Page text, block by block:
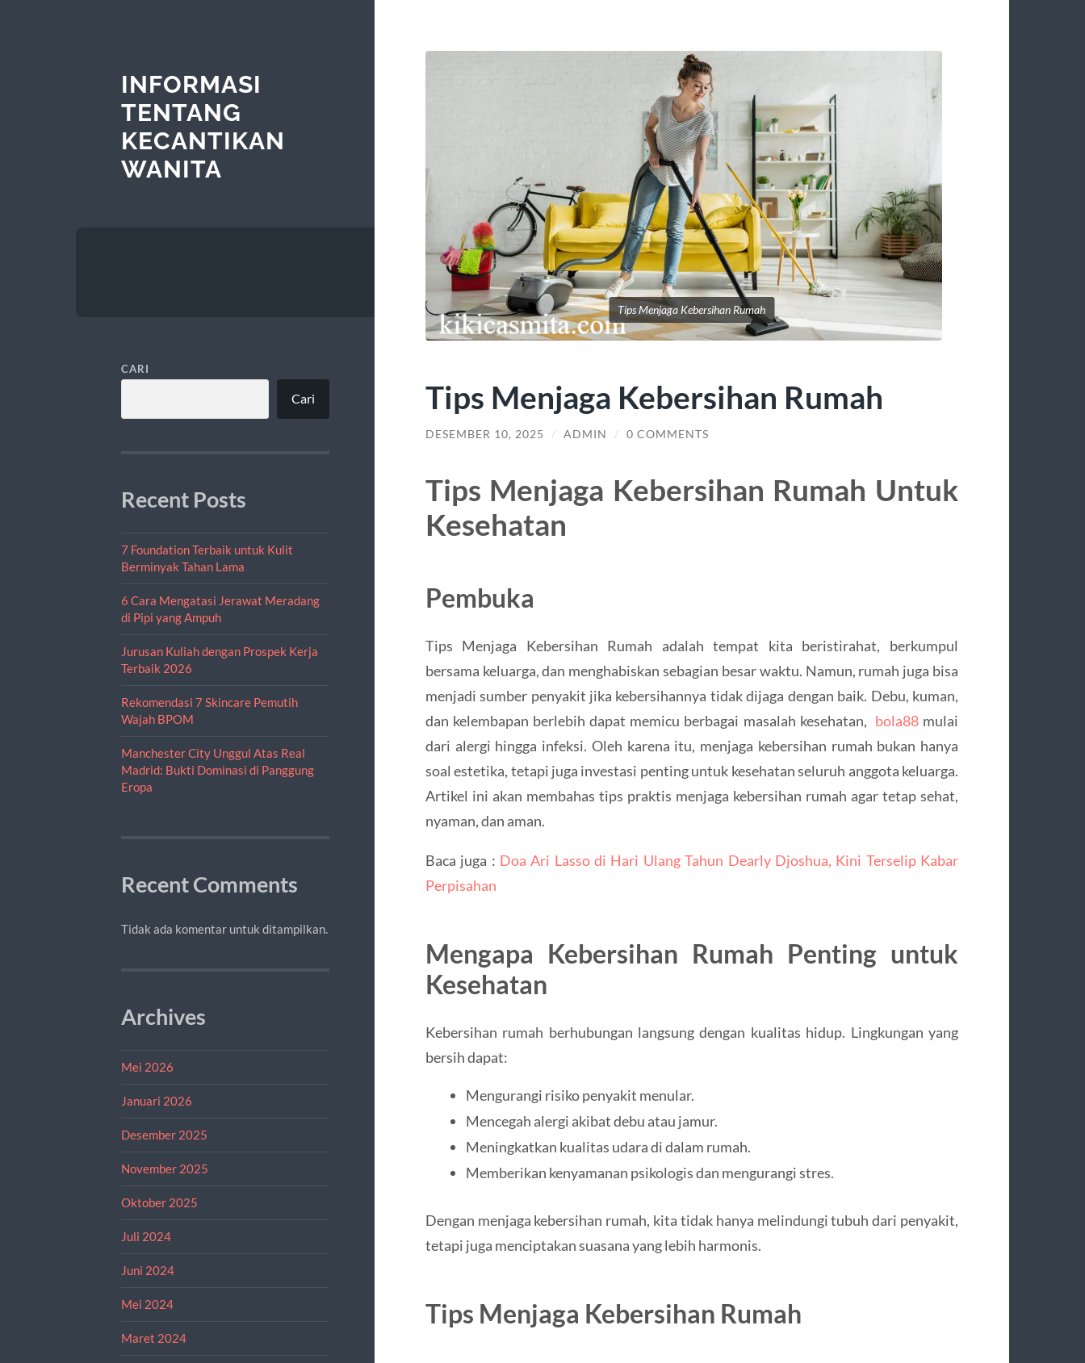
INFORMASI
TENTANG
KECANTIKAN
WANITA
CARI
Cari
Recent Posts
7 Foundation Terbaik untuk Kulit
Berminyak Tahan Lama
6 Cara Mengatasi Jerawat Meradang
di Pipi yang Ampuh
Jurusan Kuliah dengan Prospek Kerja
Terbaik 2026
Rekomendasi 7 Skincare Pemutih
Wajah BPOM
Manchester City Unggul Atas Real
Madrid: Bukti Dominasi di Panggung
Eropa
Recent Comments
Tidak ada komentar untuk ditampilkan.
Archives
Mei 2026
Januari 2026
Desember 2025
November 2025
Oktober 2025
Juli 2024
Juni 2024
Mei 2024
Maret 2024
Tips Menjaga Kebersihan Rumah
Tips Menjaga Kebersihan Rumah
DESEMBER 10, 2025 / ADMIN / 0 COMMENTS
Tips Menjaga Kebersihan Rumah Untuk
Kesehatan
Pembuka
Tips Menjaga Kebersihan Rumah adalah tempat kita beristirahat, berkumpul
bersama keluarga, dan menghabiskan sebagian besar waktu. Namun, rumah juga bisa
menjadi sumber penyakit jika kebersihannya tidak dijaga dengan baik. Debu, kuman,
dan kelembapan berlebih dapat memicu berbagai masalah kesehatan, bola88mulai
dari alergi hingga infeksi. Oleh karena itu, menjaga kebersihan rumah bukan hanya
soal estetika, tetapi juga investasi penting untuk kesehatan seluruh anggota keluarga.
Artikel ini akan membahas tips praktis menjaga kebersihan rumah agar tetap sehat,
nyaman, dan aman.
Baca juga : Doa Ari Lasso di Hari Ulang Tahun Dearly Djoshua, Kini Terselip Kabar
Perpisahan
Mengapa Kebersihan Rumah Penting untuk
Kesehatan
Kebersihan rumah berhubungan langsung dengan kualitas hidup. Lingkungan yang
bersih dapat:
Mengurangi risiko penyakit menular.
Mencegah alergi akibat debu atau jamur.
Meningkatkan kualitas udara di dalam rumah.
Memberikan kenyamanan psikologis dan mengurangi stres.
Dengan menjaga kebersihan rumah, kita tidak hanya melindungi tubuh dari penyakit,
tetapi juga menciptakan suasana yang lebih harmonis.
Tips Menjaga Kebersihan Rumah